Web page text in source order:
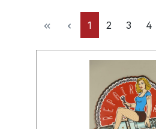
1 2 3 4